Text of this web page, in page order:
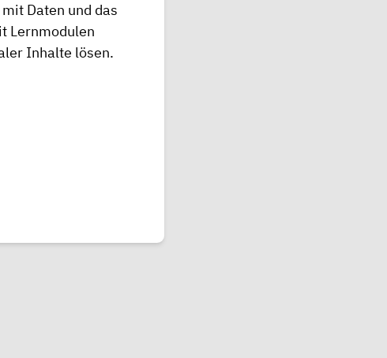
Daten und das
Lernmodulen
Inhalte lösen.